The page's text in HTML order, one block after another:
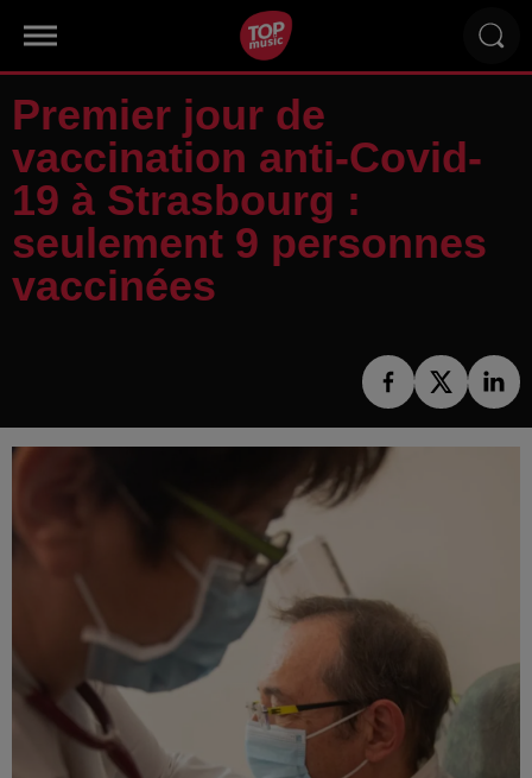
Premier jour de
vaccination anti-Covid-
19 à Strasbourg :
seulement 9 personnes
vaccinées